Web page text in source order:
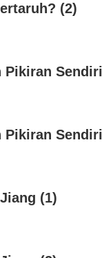
(2)
Pikiran
Pikiran
(1)